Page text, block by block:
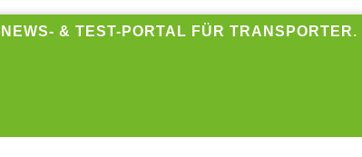
& TEST-PORTAL FÜR TRANSPORTER.